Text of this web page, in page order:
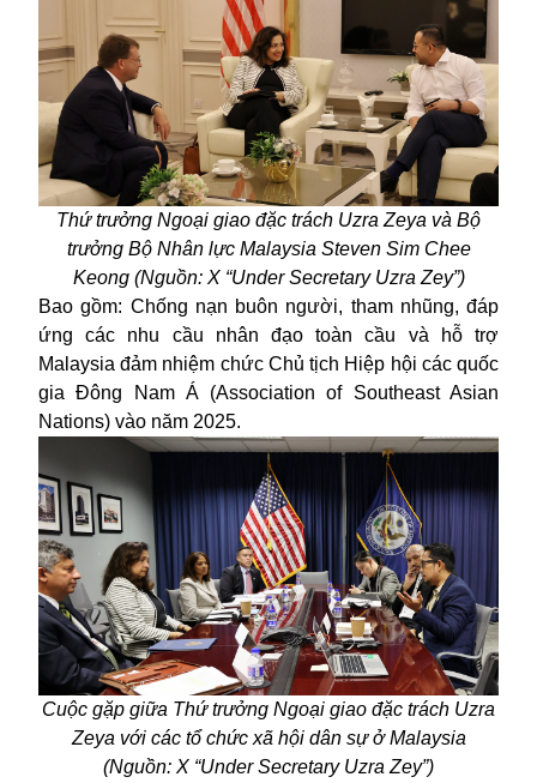
Thứ trưởng Ngoại giao đặc trách Uzra Zeya và Bộ
trưởng Bộ Nhân lực Malaysia Steven Sim Chee
Keong (Nguồn: X “Under Secretary Uzra Zey”)
Bao gồm: Chống nạn buôn người, tham nhũng, đáp
ứng các nhu cầu nhân đạo toàn cầu và hỗ trợ
Malaysia đảm nhiệm chức Chủ tịch Hiệp hội các quốc
gia Đông Nam Á (Association of Southeast Asian
Nations) vào năm 2025.
Cuộc gặp giữa Thứ trưởng Ngoại giao đặc trách Uzra
Zeya với các tổ chức xã hội dân sự ở Malaysia
(Nguồn: X “Under Secretary Uzra Zey”)